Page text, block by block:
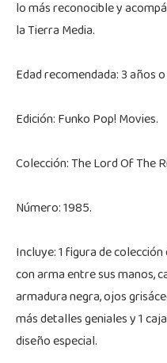
lo más reconocible y
la Tierra Media.
Edad recomendada: 3 años
Edición: Funko Pop! Movies.
Colección: The Lord Of The
Número: 1985.
Incluye: 1 figura de
con arma entre sus manos,
armadura negra, ojos
más detalles geniales y 1
diseño especial.